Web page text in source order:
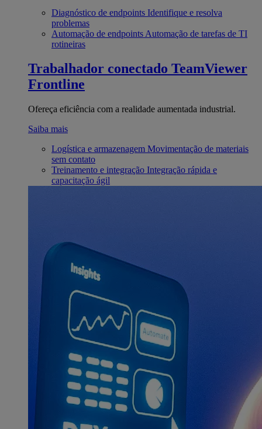
Diagnóstico de endpoints Identifique e resolva
problemas
Automação de endpoints Automação de tarefas de TI
rotineiras
Trabalhador conectado TeamViewer
Frontline
Ofereça eficiência com a realidade aumentada industrial.
Saiba mais
Logística e armazenagem Movimentação de materiais
sem contato
Treinamento e integração Integração rápida e
capacitação ágil